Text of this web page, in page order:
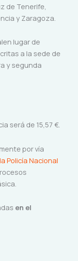
de Tenerife,
y Zaragoza.
lugar de
a la sede de
y segunda
será de 15,57 €.
por vía
Policía Nacional
en el